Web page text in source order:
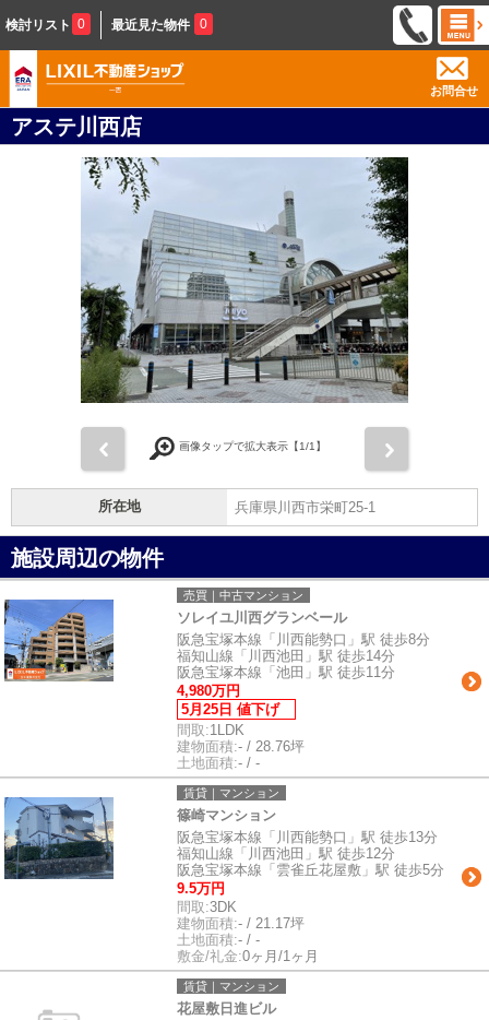
検討リスト 0 最近見た物件 0
お問合せ
アステ川西店
画像タップで拡大表示【1/1】
所在地 兵庫県川西市栄町25-1
施設周辺の物件
売買｜中古マンション
ソレイユ川西グランベール
阪急宝塚本線「川西能勢口」駅 徒歩8分
福知山線「川西池田」駅 徒歩14分
阪急宝塚本線「池田」駅 徒歩11分
4,980万円
5月25日 値下げ
間取:1LDK
建物面積:- / 28.76坪
土地面積:- / -
賃貸｜マンション
篠崎マンション
阪急宝塚本線「川西能勢口」駅 徒歩13分
福知山線「川西池田」駅 徒歩12分
阪急宝塚本線「雲雀丘花屋敷」駅 徒歩5分
9.5万円
間取:3DK
建物面積:- / 21.17坪
土地面積:- / -
敷金/礼金:0ヶ月/1ヶ月
賃貸｜マンション
花屋敷日進ビル